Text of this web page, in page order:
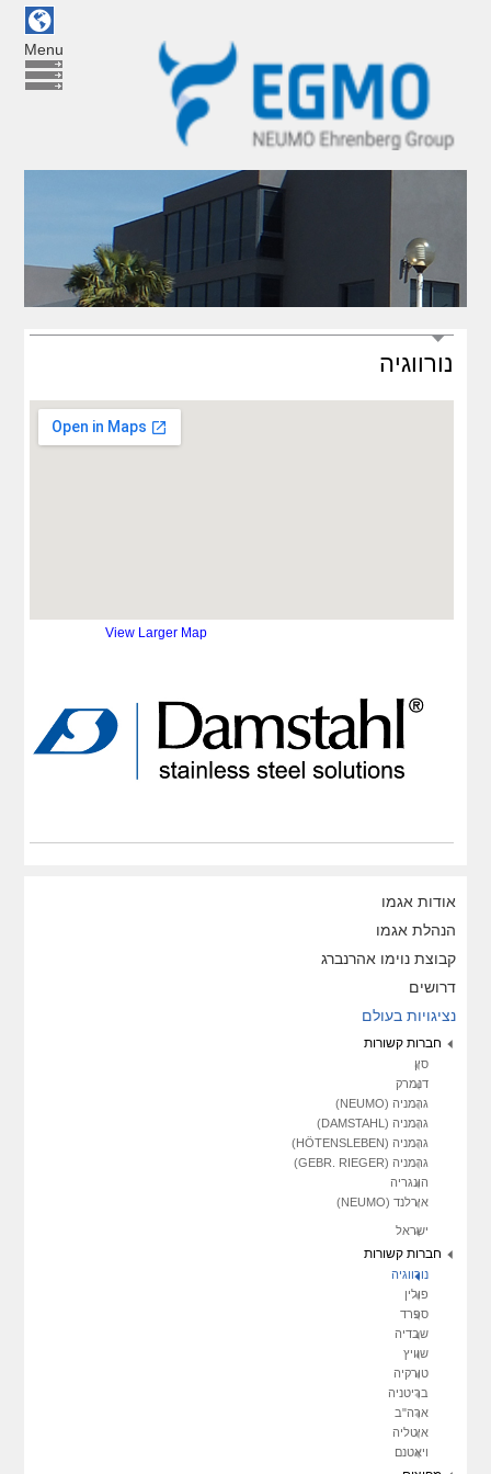
Menu
נורווגיה
View Larger Map
אודות אגמו
הנהלת אגמו
קבוצת נוימו אהרנברג
דרושים
נציגויות בעולם
חברות קשורות
סין
דנמרק
גרמניה (NEUMO)
גרמניה (DAMSTAHL)
גרמניה (HÖTENSLEBEN)
גרמניה (GEBR. RIEGER)
הונגריה
אירלנד (NEUMO)
ישראל
חברות קשורות
נורווגיה
פולין
ספרד
שבדיה
שוויץ
טורקיה
בריטניה
ארה"ב
איטליה
ויאטנם